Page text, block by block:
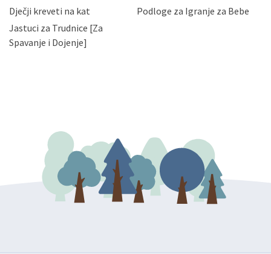
zatražiti prestanak aktivnosti obrade Vaših osobnih
podataka. Opoziv privole možete podnijeti poštom na
gore navedenu adresu ili e-mailom na adresu:
Dječji kreveti na kat
Podloge za Igranje za Bebe
Jastuci za Trudnice [Za
Spavanje i Dojenje]